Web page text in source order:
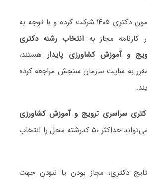
داوطلبانی که در آزمون دکتری ۱۴۰۵ شرکت کرده و با توجه به
کارنامه مجاز به انتخاب رشته دکتری
و آموزش کشاورزی پایدار هستند،
مقرر به سایت سازمان سنجش مراجعه کرده
سراسری ترویج و آموزش کشاورزی
هر داوطلب می‌تواند حداکثر ۵۰ کدرشته محل را انتخاب
نتایج دکتری، مجاز بودن یا نبودن جهت